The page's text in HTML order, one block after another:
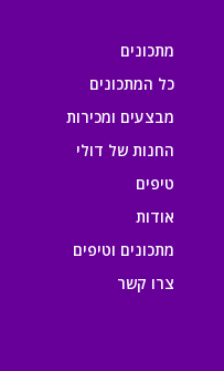
מתכונים
כל המתכונים
מבצעים ומכירות
החנות של דולי
טיפים
אודות
מתכונים וטיפים
צרו קשר